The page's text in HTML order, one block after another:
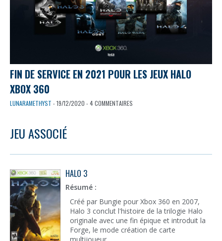
FIN DE SERVICE EN 2021 POUR LES JEUX HALO
XBOX 360
LUNARAMETHYST - 19/12/2020 - 4 COMMENTAIRES
JEU ASSOCIÉ
HALO 3
Résumé :
Créé par Bungie pour Xbox 360 en 2007,
Halo 3 conclut l'histoire de la trilogie Halo
originale avec une fin épique et introduit la
Forge, le mode création de carte